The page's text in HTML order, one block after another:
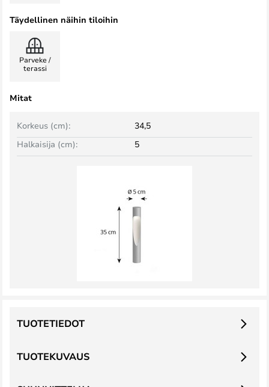
Täydellinen näihin tiloihin
Parveke /
terassi
Mitat
Korkeus (cm):
34,5
Halkaisija (cm):
5
TUOTEKUVAUS
TUOTETIEDOT